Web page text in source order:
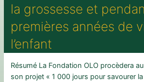
la grossesse et
premières années de
l’enfant
Résumé La Fondation OLO procèdera
son projet « 1 000 jours pour savourer